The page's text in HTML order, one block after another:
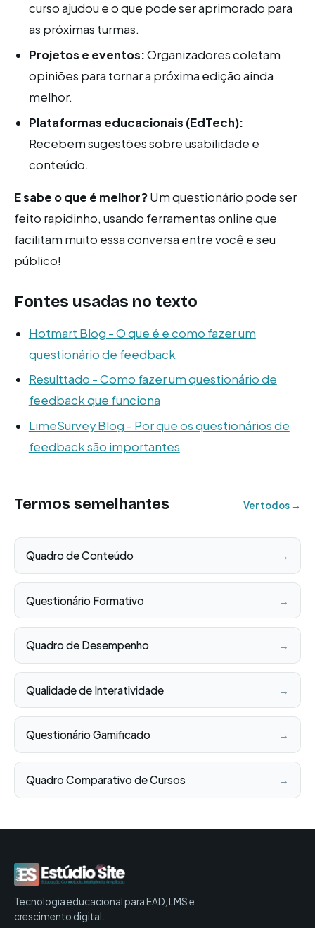
curso ajudou e o que pode ser aprimorado para
as próximas turmas.
Projetos e eventos:Organizadores coletam
opiniões para tornar a próxima edição ainda
melhor.
Plataformas educacionais (EdTech):
Recebem sugestões sobre usabilidade e
conteúdo.
E sabe o que é melhor?Um questionário pode ser
feito rapidinho, usando ferramentas online que
facilitam muito essa conversa entre você e seu
público!
Fontes usadas no texto
Hotmart Blog - O que é e como fazer um
questionário de feedback
Resulttado - Como fazer um questionário de
feedback que funciona
LimeSurvey Blog - Por que os questionários de
feedback são importantes
Termos semelhantes Ver todos →
Quadro de Conteúdo →
Questionário Formativo →
Quadro de Desempenho →
Qualidade de Interatividade →
Questionário Gamificado →
Quadro Comparativo de Cursos →
Tecnologia educacional para EAD, LMS e
crescimento digital.